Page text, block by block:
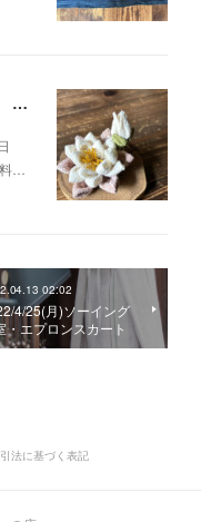
2026年8月2日(日) 13：00～16：00 つまみ細工で作る蓮の花
…
02:02
4/25(月)ソーイング
・エプロンスカート
法に基づく表記